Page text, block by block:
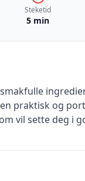
Steketid
5 min
praktisk og
vil sette deg i